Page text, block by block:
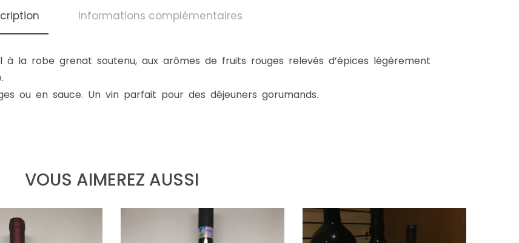
Informations complémentaires
la robe grenat soutenu, aux arômes de fruits rouges relevés d’épices légèrement
ou en sauce. Un vin parfait pour des déjeuners gorumands.
VOUS AIMEREZ AUSSI